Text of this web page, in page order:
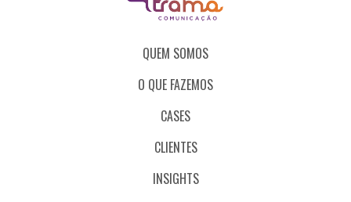
QUEM SOMOS
O QUE FAZEMOS
CASES
CLIENTES
INSIGHTS